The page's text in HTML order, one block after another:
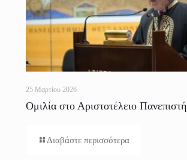
25 Μαρτίου 2026
Ομιλία στο Αριστοτέλειο
Διαβάστε περισσότερα